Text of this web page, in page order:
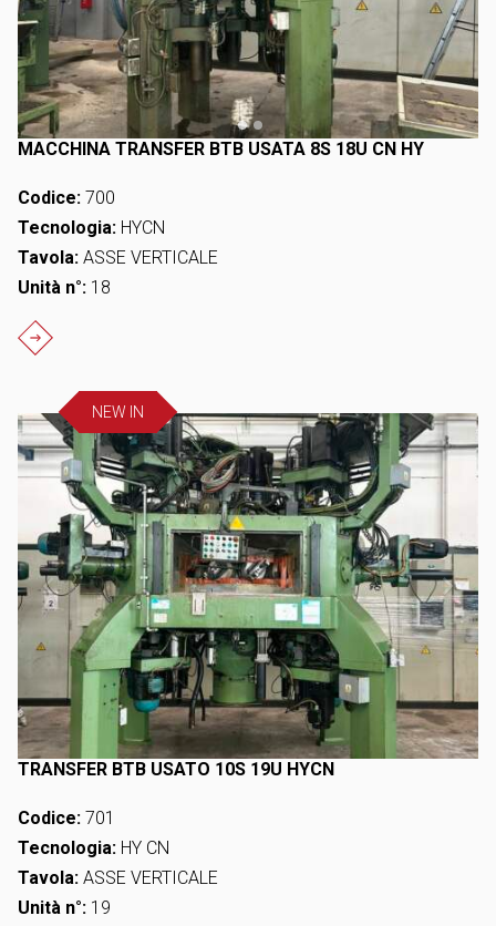
MACCHINA TRANSFER BTB USATA 8S 18U CN HY
Codice: 700
Tecnologia: HYCN
Tavola: ASSE VERTICALE
Unità n°: 18
NEW IN
TRANSFER BTB USATO 10S 19U HYCN
Codice: 701
Tecnologia: HY CN
Tavola: ASSE VERTICALE
Unità n°: 19